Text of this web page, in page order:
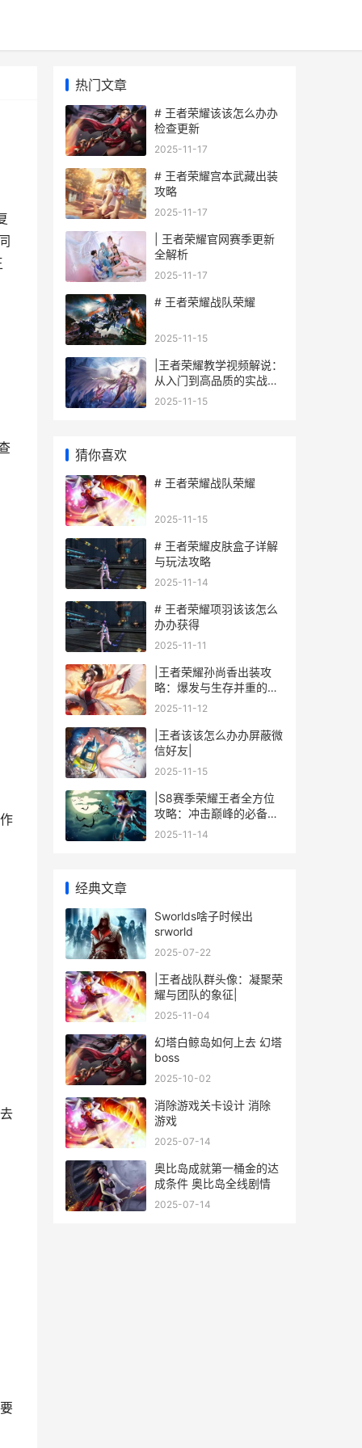
热门文章
# 王者荣耀该该怎么办办
检查更新
2025-11-17
# 王者荣耀宫本武藏出装
攻略
2025-11-17
| 王者荣耀官网赛季更新
全解析
2025-11-17
# 王者荣耀战队荣耀
2025-11-15
|王者荣耀教学视频解说：
从入门到高品质的实战技
巧分享|
2025-11-15
猜你喜欢
# 王者荣耀战队荣耀
2025-11-15
# 王者荣耀皮肤盒子详解
与玩法攻略
2025-11-14
# 王者荣耀项羽该该怎么
办办获得
2025-11-11
|王者荣耀孙尚香出装攻
略：爆发与生存并重的射
手之道|
2025-11-12
|王者该该怎么办办屏蔽微
信好友|
2025-11-15
|S8赛季荣耀王者全方位
攻略：冲击巅峰的必备指
南|
2025-11-14
经典文章
Sworlds啥子时候出
srworld
2025-07-22
|王者战队群头像：凝聚荣
耀与团队的象征|
2025-11-04
幻塔白鲸岛如何上去 幻塔
boss
2025-10-02
消除游戏关卡设计 消除
游戏
2025-07-14
奥比岛成就第一桶金的达
成条件 奥比岛全线剧情
2025-07-14